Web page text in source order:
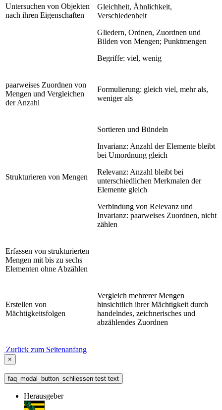
Untersuchen von Objekten
nach ihren Eigenschaften
Gleichheit, Ähnlichkeit,
Verschiedenheit
Gliedern, Ordnen, Zuordnen und
Bilden von Mengen; Punktmengen
Begriffe: viel, wenig
paarweises Zuordnen von
Mengen und Vergleichen
der Anzahl
Formulierung: gleich viel, mehr als,
weniger als
Strukturieren von Mengen
Sortieren und Bündeln
Invarianz: Anzahl der Elemente bleibt
bei Umordnung gleich
Relevanz: Anzahl bleibt bei
unterschiedlichen Merkmalen der
Elemente gleich
Verbindung von Relevanz und
Invarianz: paarweises Zuordnen, nicht
zählen
Erfassen von strukturierten
Mengen mit bis zu sechs
Elementen ohne Abzählen
Erstellen von
Mächtigkeitsfolgen
Vergleich mehrerer Mengen
hinsichtlich ihrer Mächtigkeit durch
handelndes, zeichnerisches und
abzählendes Zuordnen
Zurück zum Seitenanfang
×
faq_modal_button_schliessen test text
Herausgeber